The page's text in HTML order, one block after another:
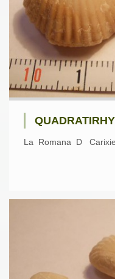
La Romana D